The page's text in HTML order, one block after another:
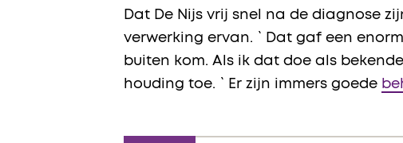
Dat De Nijs vrij snel na de diagnose
verwerking ervan. `Dat gaf een
buiten kom. Als ik dat doe als
houding toe. `Er zijn immers goede